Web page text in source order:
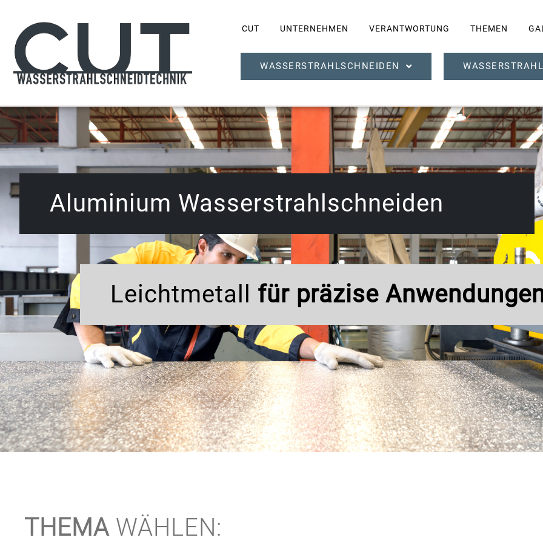
CUT UNTERNEHMEN VERANTWORTUNG THEMEN
WASSERSTRAHLSCHNEIDEN
Aluminium Wasserstrahlschneiden
Leichtmetall für präzise
THEMAWÄHLEN: